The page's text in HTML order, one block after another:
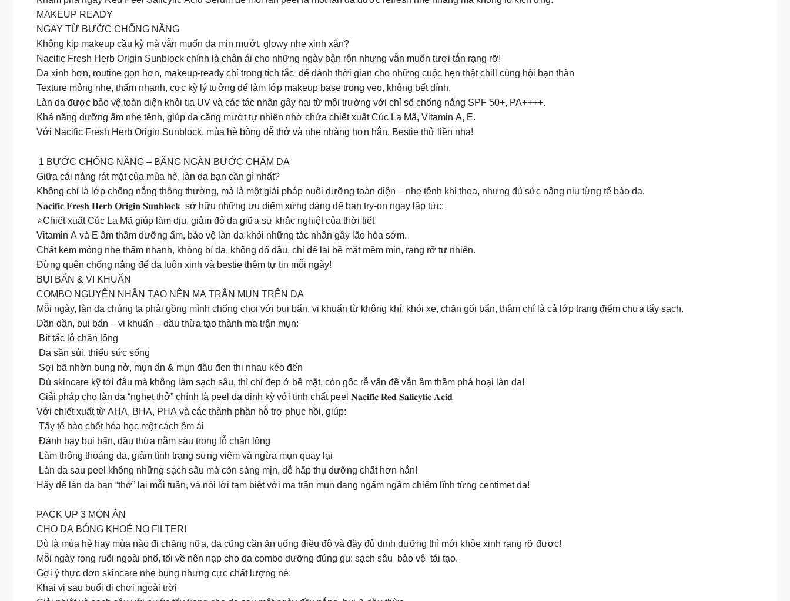
MAKEUP READY
NGAY TỪ BƯỚC CHỐNG NẮNG
Không kịp makeup cầu kỳ mà vẫn muốn da mịn mướt, glowy nhẹ xinh xắn?
Nacific Fresh Herb Origin Sunblock chính là chân ái cho những ngày bận rộn nhưng vẫn muốn tươi tắn rạng rỡ!
Da xinh hơn, routine gọn hơn, makeup-ready chỉ trong tích tắc để dành thời gian cho những cuộc hẹn thật chill cùng hội bạn thân
Texture mỏng nhẹ, thấm nhanh, cực kỳ lý tưởng để làm lớp makeup base trong veo, không bết dính.
️Làn da được bảo vệ toàn diện khỏi tia UV và các tác nhân gây hại từ môi trường với chỉ số chống nắng SPF 50+, PA++++.
Khả năng dưỡng ẩm nhẹ tênh, giúp da căng mướt tự nhiên nhờ chứa chiết xuất Cúc La Mã, Vitamin A, E.
Với Nacific Fresh Herb Origin Sunblock, mùa hè bỗng dễ thở và nhẹ nhàng hơn hẳn. Bestie thử liền nha!
1 BƯỚC CHỐNG NẮNG – BẰNG NGÀN BƯỚC CHĂM DA
Giữa cái nắng rát mặt của mùa hè, làn da bạn cần gì nhất?
Không chỉ là lớp chống nắng thông thường, mà là một giải pháp nuôi dưỡng toàn diện – nhẹ tênh khi thoa, nhưng đủ sức nâng niu từng tế bào da.
𝐍𝐚𝐜𝐢𝐟𝐢𝐜 𝐅𝐫𝐞𝐬𝐡 𝐇𝐞𝐫𝐛 𝐎𝐫𝐢𝐠𝐢𝐧 𝐒𝐮𝐧𝐛𝐥𝐨𝐜𝐤 sở hữu những ưu điểm xứng đáng để bạn try-on ngay lập tức:
⭐Chiết xuất Cúc La Mã giúp làm dịu, giảm đỏ da giữa sự khắc nghiệt của thời tiết
Vitamin A và E âm thầm dưỡng ẩm, bảo vệ làn da khỏi những tác nhân gây lão hóa sớm.
Chất kem mỏng nhẹ thấm nhanh, không bí da, không đổ dầu, chỉ để lại bề mặt mềm mịn, rạng rỡ tự nhiên.
Đừng quên chống nắng để da luôn xinh và bestie thêm tự tin mỗi ngày!
BỤI BẨN & VI KHUẨN
COMBO NGUYÊN NHÂN TẠO NÊN MA TRẬN MỤN TRÊN DA
Mỗi ngày, làn da chúng ta phải gồng mình chống chọi với bụi bẩn, vi khuẩn từ không khí, khói xe, chăn gối bẩn, thậm chí là cả lớp trang điểm chưa tẩy sạch.
Dần dần, bụi bẩn – vi khuẩn – dầu thừa tạo thành ma trận mụn:
Bít tắc lỗ chân lông
Da sần sùi, thiếu sức sống
Sợi bã nhờn bung nở, mụn ẩn & mụn đầu đen thi nhau kéo đến
Dù skincare kỹ tới đâu mà không làm sạch sâu, thì chỉ đẹp ở bề mặt, còn gốc rễ vấn đề vẫn âm thầm phá hoại làn da!
Giải pháp cho làn da “nghẹt thở” chính là peel da định kỳ với tinh chất peel 𝐍𝐚𝐜𝐢𝐟𝐢𝐜 𝐑𝐞𝐝 𝐒𝐚𝐥𝐢𝐜𝐲𝐥𝐢𝐜 𝐀𝐜𝐢𝐝
Với chiết xuất từ AHA, BHA, PHA và các thành phần hỗ trợ phục hồi, giúp:
️ Tẩy tế bào chết hóa học một cách êm ái
️ Đánh bay bụi bẩn, dầu thừa nằm sâu trong lỗ chân lông
️ Làm thông thoáng da, giảm tình trạng sưng viêm và ngừa mụn quay lại
‍️ Làn da sau peel không những sạch sâu mà còn sáng mịn, dễ hấp thụ dưỡng chất hơn hẳn!
Hãy để làn da bạn “thở” lại mỗi tuần, và nói lời tạm biệt với ma trận mụn đang ngấm ngầm chiếm lĩnh từng centimet da!
PACK UP 3 MÓN ĂN
CHO DA BÓNG KHOẺ NO FILTER!
Dù là mùa hè hay mùa nào đi chăng nữa, da cũng cần ăn uống điều độ và đầy đủ dinh dưỡng thì mới khỏe xinh rạng rỡ được!
Mỗi ngày rong ruổi ngoài phố, tối về nên nạp cho da combo dưỡng đúng gu: sạch sâu bảo vệ tái tạo.
Gợi ý thực đơn skincare nhẹ bụng nhưng cực chất lượng nè:
Khai vị sau buổi đi chơi ngoài trời